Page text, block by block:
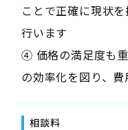
ことで正確に現状
行います
④ 価格の満足度も
の効率化を図り、
相談料